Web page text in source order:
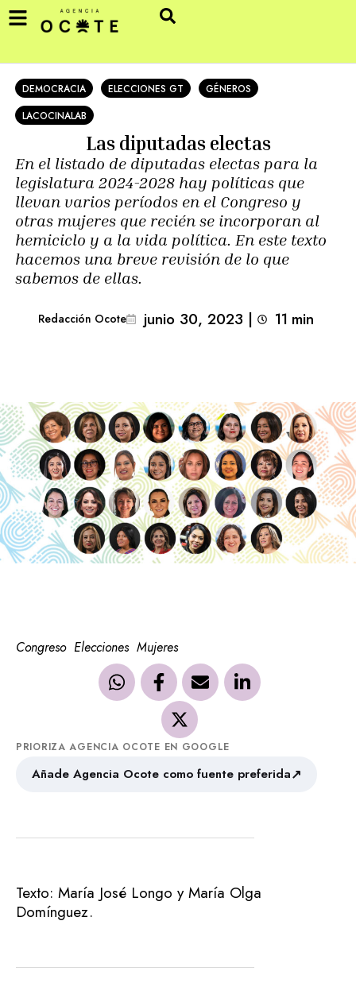
DEMOCRACIA ELECCIONES GT
GÉNEROS
LACOCINALAB
Las diputadas electas
En el listado de diputadas electas para la
legislatura 2024-2028 hay políticas que
llevan varios períodos en el Congreso y
otras mujeres que recién se incorporan al
hemiciclo y a la vida política. En este texto
hacemos una breve revisión de lo que
sabemos de ellas.
Redacción Ocote junio 30, 2023 | 11 min
Congreso Elecciones Mujeres
PRIORIZA AGENCIA OCOTE EN GOOGLE
Añade Agencia Ocote como fuente preferida↗
Texto: María José Longo y María Olga
Domínguez.